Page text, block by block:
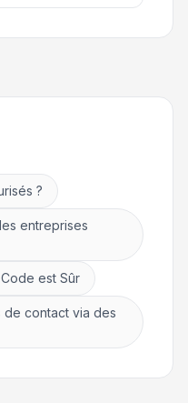
?
entreprises
est Sûr
de contact via des